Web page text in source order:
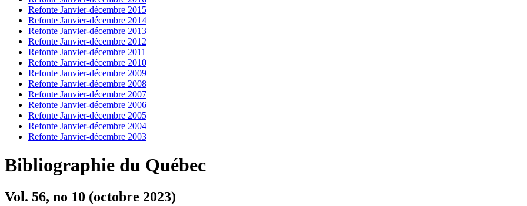
Refonte Janvier-décembre 2015
Refonte Janvier-décembre 2014
Refonte Janvier-décembre 2013
Refonte Janvier-décembre 2012
Refonte Janvier-décembre 2011
Refonte Janvier-décembre 2010
Refonte Janvier-décembre 2009
Refonte Janvier-décembre 2008
Refonte Janvier-décembre 2007
Refonte Janvier-décembre 2006
Refonte Janvier-décembre 2005
Refonte Janvier-décembre 2004
Refonte Janvier-décembre 2003
Bibliographie du Québec
Vol. 56, no 10 (octobre 2023)